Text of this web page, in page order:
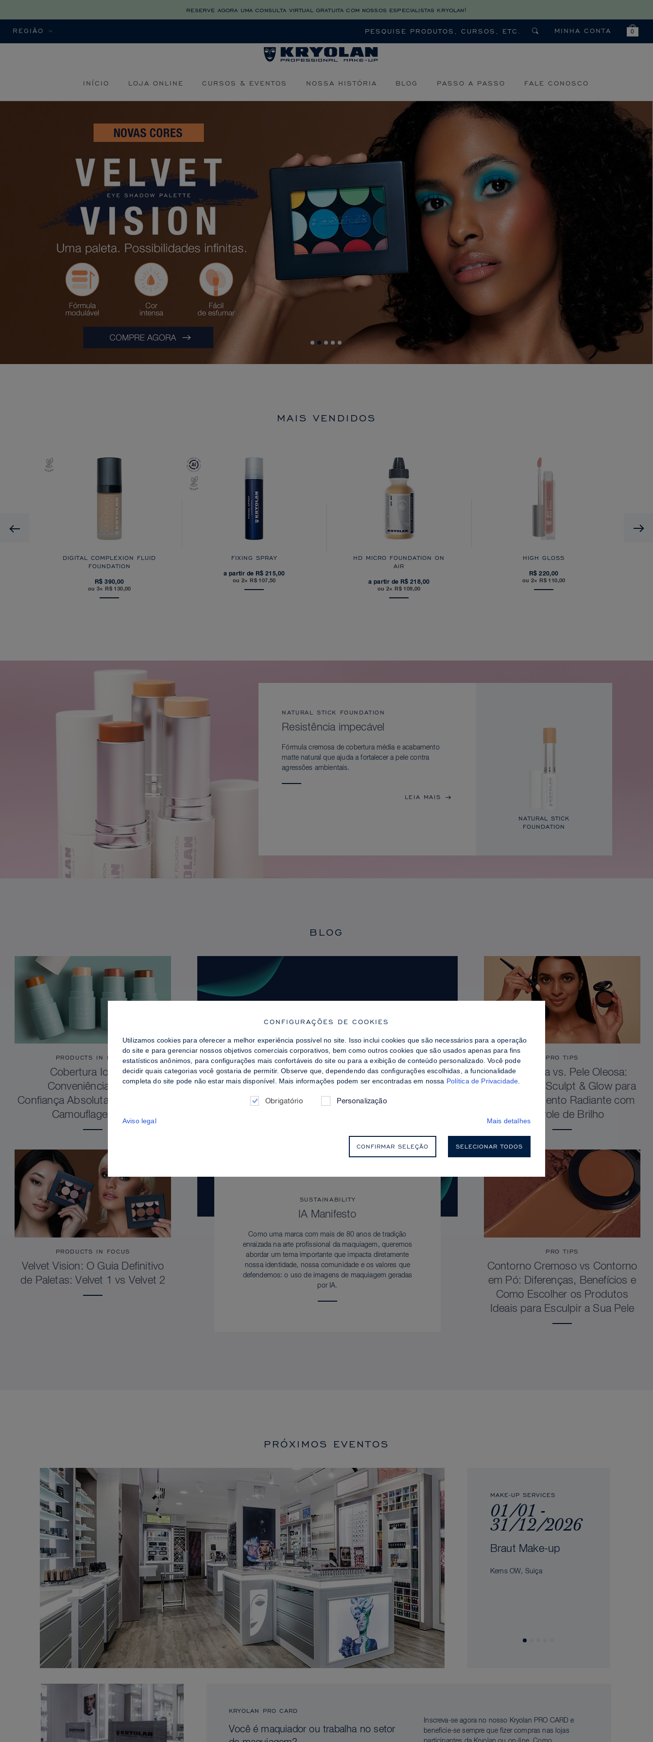
reserve agora uma consulta virtual gratuita com nossos especialistas kryolan!
REGIÃO MINHA CONTA 0
INÍCIO LOJA ONLINE CURSOS & EVENTOS NOSSA HISTÓRIA BLOG PASSO A PASSO FALE CONOSCO
MAIS VENDIDOS
Previous
DIGITAL COMPLEXION FLUID
FOUNDATION
R$ 390,00
ou 3× R$ 130,00
FIXING SPRAY
a partir de R$ 215,00
ou 2× R$ 107,50
HD MICRO FOUNDATION ON
AIR
a partir de R$ 218,00
ou 2× R$ 109,00
HIGH GLOSS
R$ 220,00
ou 2× R$ 110,00
NATURAL STICK FOUNDATION
Resistência impecável
Fórmula cremosa de cobertura média e acabamento
matte natural que ajuda a fortalecer a pele contra
agressões ambientais.
LEIA MAIS
NATURAL STICK
FOUNDATION
BLOG
SUSTAINABILITY
IA Manifesto
Como uma marca com mais de 80 anos de tradição
enraizada na arte profissional da maquiagem, queremos
abordar um tema importante que impacta diretamente
nossa identidade, nossa comunidade e os valores que
defendemos: o uso de imagens de maquiagem geradas
por IA.
PRODUCTS IN FOCUS
Cobertura Icônica.
Conveniência Total.
Confiança Absoluta. Dermacolor
Camouflage Stick
PRODUCTS IN FOCUS
Velvet Vision: O Guia Definitivo
de Paletas: Velvet 1 vs Velvet 2
PRO TIPS
Pele Viçosa vs. Pele Oleosa:
Como Selar Sculpt & Glow para
um Acabamento Radiante com
Controle de Brilho
PRO TIPS
Contorno Cremoso vs Contorno
em Pó: Diferenças, Benefícios e
Como Escolher os Produtos
Ideais para Esculpir a Sua Pele
PRÓXIMOS EVENTOS
MAKE-UP SERVICES
01/01 -
31/12/2026
Braut Make-up
Kerns OW, Suiça
KRYOLAN PRO CARD
Você é maquiador ou trabalha no setor
Inscreva-se agora no nosso Kryolan PRO CARD e
beneficie-se sempre que fizer compras nas lojas
CONFIGURAÇÕES DE COOKIES
Utilizamos cookies para oferecer a melhor experiência possível no site. Isso inclui cookies que são necessários para a operação
do site e para gerenciar nossos objetivos comerciais corporativos, bem como outros cookies que são usados ​​apenas para fins
estatísticos anônimos, para configurações mais confortáveis ​​do site ou para a exibição de conteúdo personalizado. Você pode
decidir quais categorias você gostaria de permitir. Observe que, dependendo das configurações escolhidas, a funcionalidade
completa do site pode não estar mais disponível. Mais informações podem ser encontradas em nossa Política de Privacidade
Obrigatório Personalização
Aviso legal Mais detalhes
CONFIRMAR SELEÇÃO SELECIONAR TODOS